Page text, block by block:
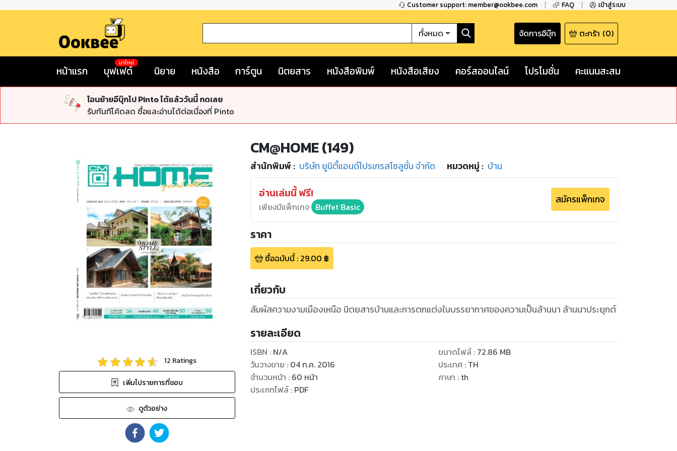
Customer support: member@ookbee.com FAQ เข้าสู่ระบบ
ทั้งหมด จัดการอีบุ๊ก ตะกร้า (0)
หน้าแรก บุฟเฟต์
มาใหม่
นิยาย หนังสือ การ์ตูน นิตยสาร หนังสือพิมพ์ หนังสือเสียง คอร์สออนไลน์ โปรโมชั่น คะแนนสะสม
โอนย้ายอีบุ๊กไป Pinto ได้แล้ววันนี้ กดเลย
รับทันทีโค้ดลด ซื้อและอ่านได้ต่อเนื่องที่ Pinto
12 Ratings
เพิ่มไปรายการที่ชอบ
ดูตัวอย่าง
CM@HOME (149)
สำนักพิมพ์ : บริษัท ยูนิตี้แอนด์โปรเกรสโซลูชั่น จำกัด หมวดหมู่ : บ้าน
อ่านเล่มนี้ ฟรี!
เพียงมีแพ็กเกจ Buffet Basic
สมัครแพ็กเกจ
ราคา
ซื้อฉบับนี้: 29.00 ฿
เกี่ยวกับ
สัมผัสความงามเมืองเหนือ นิตยสารบ้านและการตกแต่งในบรรยากาศของความเป็นล้านนา ล้านนาประยุกต์
รายละเอียด
ISBN : N/A
วันวางขาย : 04 ก.ค. 2016
จำนวนหน้า : 60 หน้า
ประเภทไฟล์: PDF
ขนาดไฟล์: 72.86 MB
ประเทศ : TH
ภาษา : th